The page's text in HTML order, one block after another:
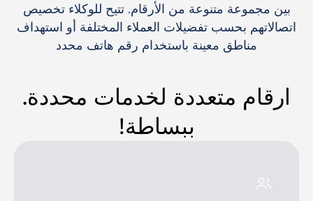
بين مجموعة متنوعة من الأرقام. تتيح للوكلاء تخصيص
اتصالاتهم بحسب تفضيلات العملاء المختلفة أو استهداف
مناطق معينة باستخدام رقم هاتف محدد
ارقام متعددة لخدمات محددة.
ببساطة!